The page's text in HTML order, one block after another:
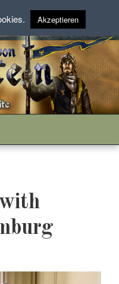
Akzeptieren